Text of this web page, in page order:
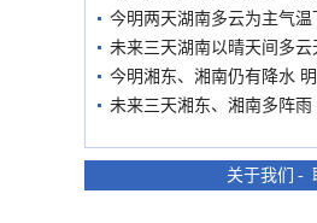
今明两天湖南多云为主气
未来三天湖南以晴天间多
今明湘东、湘南仍有降水
未来三天湘东、湘南多阵
关于我们 -